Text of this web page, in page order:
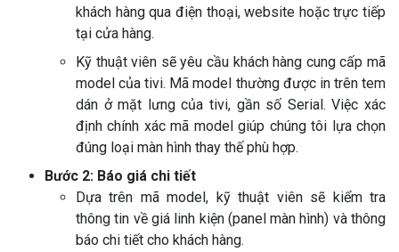
khách hàng qua điện thoại, website hoặc trực tiếp
tại cửa hàng.
Kỹ thuật viên sẽ yêu cầu khách hàng cung cấp mã
model của tivi. Mã model thường được in trên tem
dán ở mặt lưng của tivi, gần số Serial. Việc xác
định chính xác mã model giúp chúng tôi lựa chọn
đúng loại màn hình thay thế phù hợp.
Bước 2: Báo giá chi tiết
Dựa trên mã model, kỹ thuật viên sẽ kiểm tra
thông tin về giá linh kiện (panel màn hình) và thông
báo chi tiết cho khách hàng.